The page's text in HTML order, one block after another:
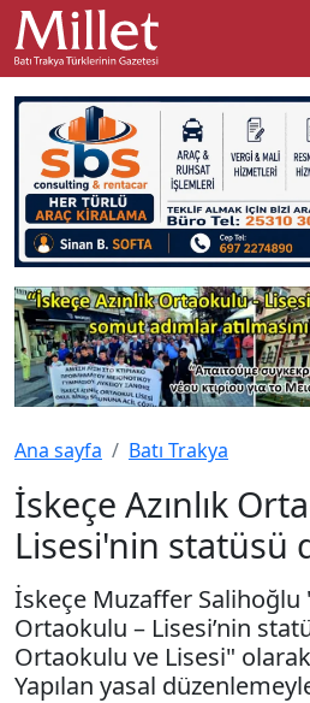
Ana sayfa Batı Trakya
İskeçe Azınlık
Lisesi'nin statüsü
İskeçe Muzaffer Salihoğlu
Ortaokulu – Lisesi’nin
Ortaokulu ve Lisesi"
Yapılan yasal